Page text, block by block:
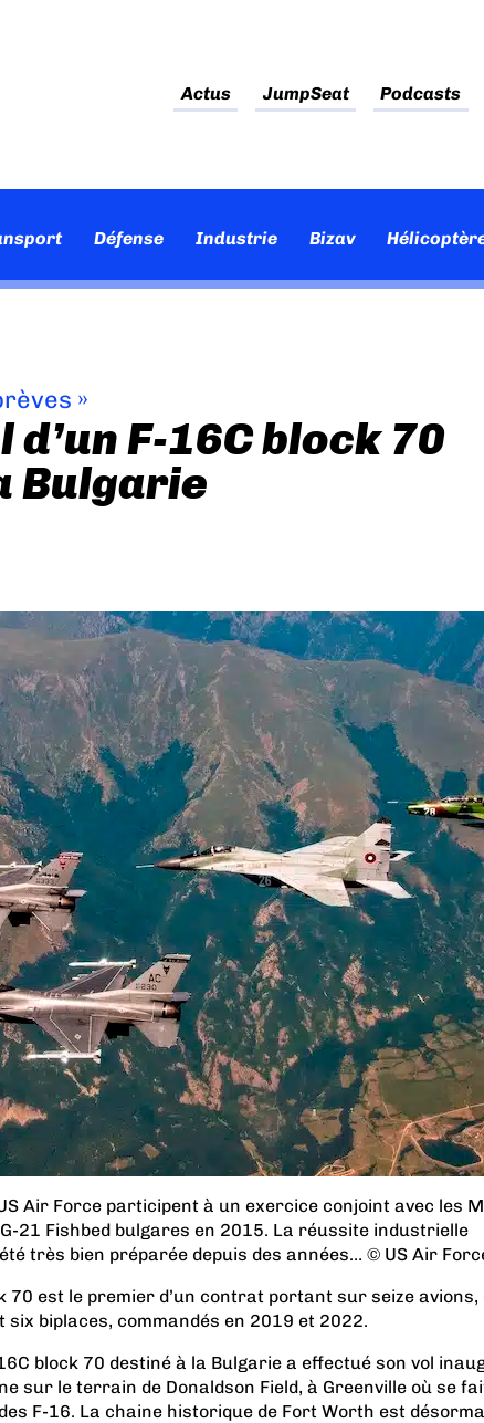
Actus JumpSeat Podcasts
Défense Industrie Bizav
»
F-16C block 70
Bulgarie
Air Force participent à un exercice conjoint avec les
21 Fishbed bulgares en 2015. La réussite industrielle
très bien préparée depuis des années… © US Air
70 est le premier d’un contrat portant sur seize avions,
six biplaces, commandés en 2019 et 2022.
block 70 destiné à la Bulgarie a effectué son vol
sur le terrain de Donaldson Field, à Greenville où se
F-16. La chaine historique de Fort Worth est